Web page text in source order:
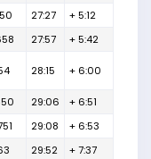
27:27
+ 5:12
27:57 + 5:42
28:15 + 6:00
29:06
+ 6:51
29:08
+ 6:53
29:52
+ 7:37